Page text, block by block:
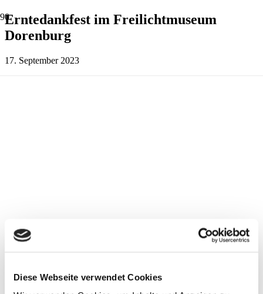
Diese Webseite verwendet Cookies
Erntedankfest im Freilichtmuseum
Dorenburg
17. September 2023